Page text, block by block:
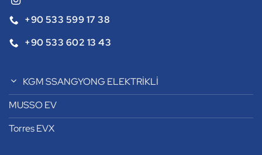
+90 533 599 17 38
+90 533 602 13 43
KGM SSANGYONG ELEKTRİKLİ
MUSSO EV
Torres EVX